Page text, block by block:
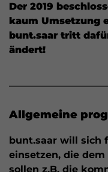
Der 2019
kaum Umsetzung
bunt.saar tritt
ändert!
Allgemeine
bunt.saar will sich
einsetzen, die dem
sollen z.B. die